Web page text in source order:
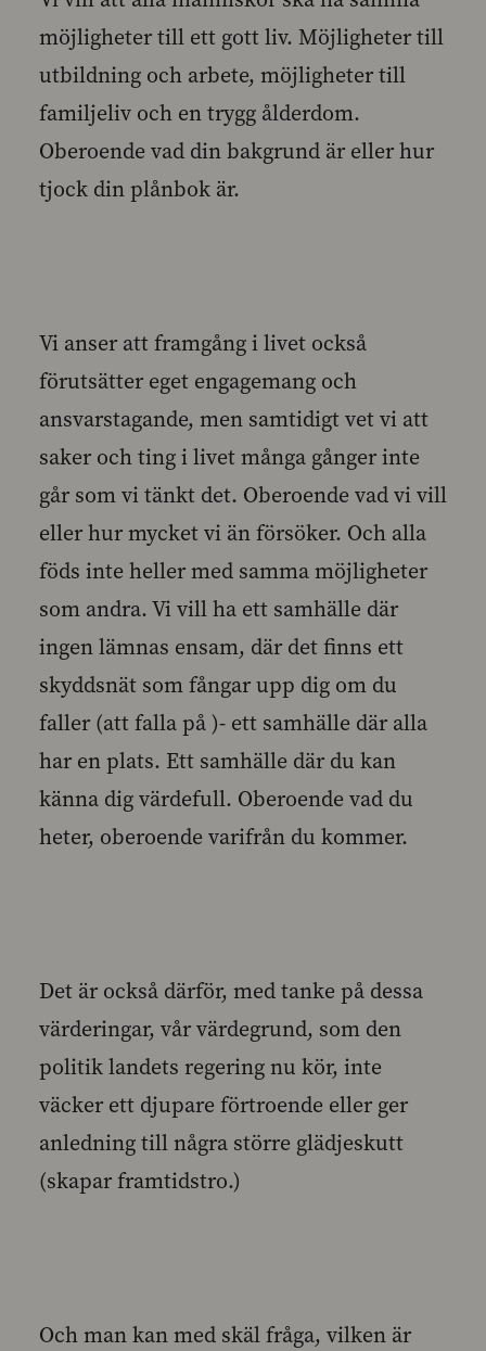
möjligheter till ett gott liv. Möjligheter till
utbildning och arbete, möjligheter till
familjeliv och en trygg ålderdom.
Oberoende vad din bakgrund är eller hur
tjock din plånbok är.
Vi anser att framgång i livet också
förutsätter eget engagemang och
ansvarstagande, men samtidigt vet vi att
saker och ting i livet många gånger inte
går som vi tänkt det. Oberoende vad vi vill
eller hur mycket vi än försöker. Och alla
föds inte heller med samma möjligheter
som andra. Vi vill ha ett samhälle där
ingen lämnas ensam, där det finns ett
skyddsnät som fångar upp dig om du
faller (att falla på )- ett samhälle där alla
har en plats. Ett samhälle där du kan
känna dig värdefull. Oberoende vad du
heter, oberoende varifrån du kommer.
Det är också därför, med tanke på dessa
värderingar, vår värdegrund, som den
politik landets regering nu kör, inte
väcker ett djupare förtroende eller ger
anledning till några större glädjeskutt
(skapar framtidstro.)
Och man kan med skäl fråga, vilken är